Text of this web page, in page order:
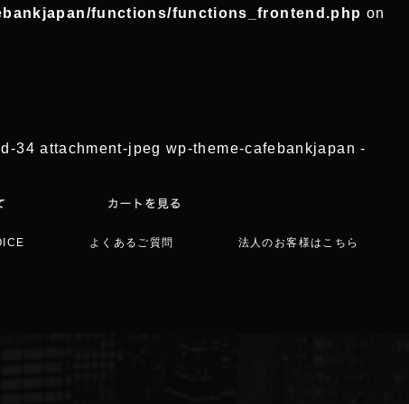
functions/functions_frontend.php on
34 attachment-jpeg wp-theme-cafebankjapan -
よくあるご質問 法人のお客様はこちら